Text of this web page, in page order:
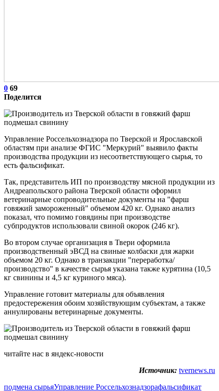
0 69
Поделится
Управление Россельхознадзора по Тверской и Ярославской
областям при анализе ФГИС "Меркурий" выявило факты
производства продукции из несоответствующего сырья, то
есть фальсификат.
Так, представитель ИП по производству мясной продукции из
Андреапольского района Тверской области оформил
ветеринарные сопроводительные документы на "фарш
говяжий замороженный" объемом 420 кг. Однако анализ
показал, что помимо говядины при производстве
субпродуктов использовали свиной окорок (246 кг).
Во втором случае организация в Твери оформила
производственный эВСД на свиные колбаски для жарки
объемом 20 кг. Однако в транзакции "переработка/
производство" в качестве сырья указана также курятина (10,5
кг свинины и 4,5 кг куриного мяса).
Управление готовит материалы для объявления
предостережения обоим хозяйствующим субъектам, а также
аннулированы ветеринарные документы.
читайте нас в яндекс-новости
Источник: tvernews.ru
подмена сырьяУправление Россельхознадзорафальсификат